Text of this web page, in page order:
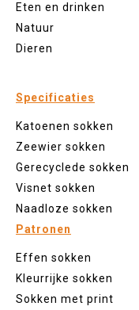
Eten en drinken
Natuur
Dieren
Specificaties
Katoenen sokken
Zeewier sokken
Gerecyclede sokken
Visnet sokken
Naadloze sokken
Patronen
Effen sokken
Kleurrijke sokken
Sokken met print